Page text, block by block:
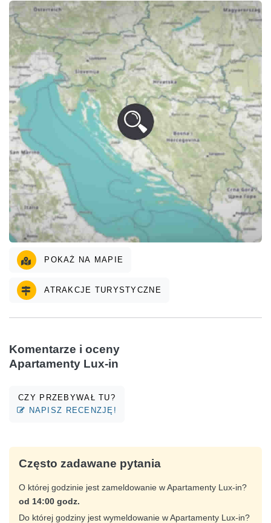
POKAŻ NA MAPIE
ATRAKCJE TURYSTYCZNE
Komentarze i oceny
Apartamenty Lux-in
CZY PRZEBYWAŁ TU?
NAPISZ RECENZJĘ!
Często zadawane pytania
O której godzinie jest zameldowanie w Apartamenty Lux-in?
od 14:00 godz.
Do której godziny jest wymeldowanie w Apartamenty Lux-in?